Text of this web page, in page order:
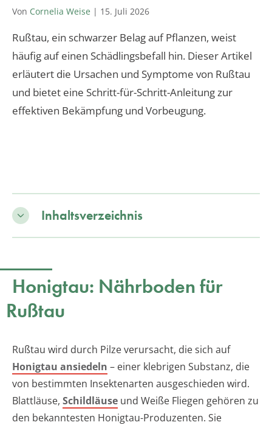
Von Cornelia Weise | 15. Juli 2026
Rußtau, ein schwarzer Belag auf Pflanzen, weist
häufig auf einen Schädlingsbefall hin. Dieser Artikel
erläutert die Ursachen und Symptome von Rußtau
und bietet eine Schritt-für-Schritt-Anleitung zur
effektiven Bekämpfung und Vorbeugung.
Inhaltsverzeichnis
Honigtau: Nährboden für
Rußtau
Rußtau wird durch Pilze verursacht, die sich auf
Honigtau ansiedeln – einer klebrigen Substanz, die
von bestimmten Insektenarten ausgeschieden wird.
Blattläuse, Schildläuse und Weiße Fliegen gehören zu
den bekanntesten Honigtau-Produzenten. Sie